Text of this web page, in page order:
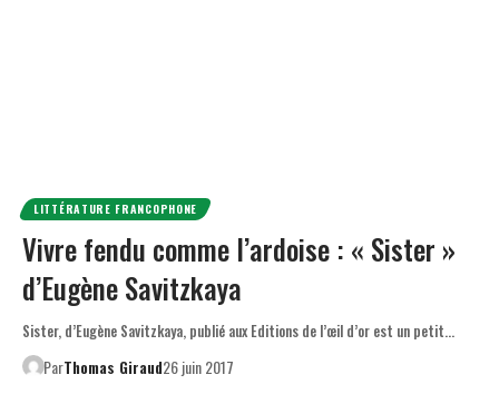
LITTÉRATURE FRANCOPHONE
Vivre fendu comme l’ardoise : « Sister »
d’Eugène Savitzkaya
Sister, d’Eugène Savitzkaya, publié aux Editions de l’œil d’or est un petit…
ParThomas Giraud26 juin 2017